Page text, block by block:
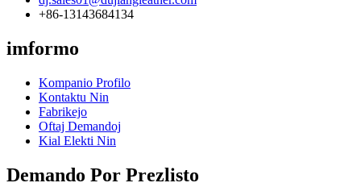
+86-13143684134
imformo
Kompanio Profilo
Kontaktu Nin
Fabrikejo
Oftaj Demandoj
Kial Elekti Nin
Demando Por Prezlisto